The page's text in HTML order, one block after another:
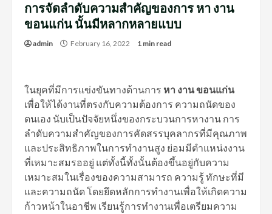
การจัดลำดับความสำคัญของการ หา งาน
ขอนแก่น นั้นมีหลากหลายแบบ
admin February 16, 2022 1 min read
ในยุคที่มีการแข่งขันทางด้านการ หา งาน ขอนแก่น
เพื่อให้ได้งานที่ตรงกับความต้องการ ความถนัดของ
ตนเอง นับเป็นปัจจัยหนึ่งของกระบวนการหางาน การ
ลำดับความสำคัญของการคัดสรรบุคลากรที่มีคุณภาพ
และประสิทธิภาพในการทำงานสูง ย่อมมีตำแหน่งงาน
ที่เหมาะสมรออยู่ แต่ทั้งนี้ทั้งนั้นต้องขึ้นอยู่กับความ
เหมาะสมในเรื่องของความสามารถ ความรู้ ทักษะที่มี
และความถนัด โดยยึดหลักการทำงานเพื่อให้เกิดความ
ก้าวหน้าในอาชีพ เรียนรู้การทำงานเพื่อเตรียมความ